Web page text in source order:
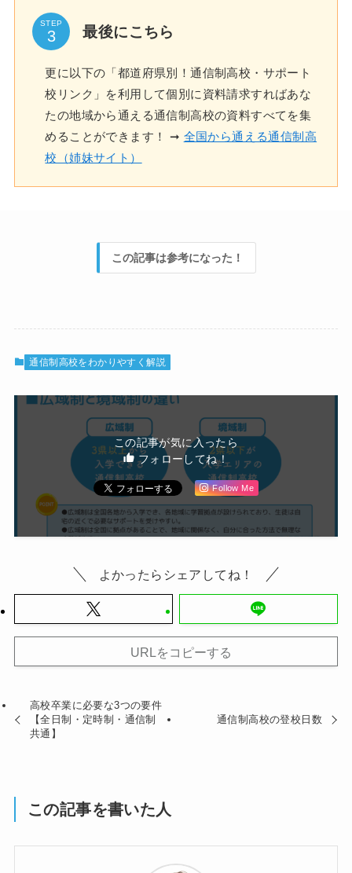
STEP
最後にこちら
更に以下の「都道府県別！通信制高校・サポート
校リンク」を利用して個別に資料請求すればあな
たの地域から通える通信制高校の資料すべてを集
めることができます！ ➞ 全国から通える通信制高
校（姉妹サイト）
この記事は参考になった！
通信制高校をわかりやすく解説
この記事が気に入ったら
フォローしてね！
Follow Me
よかったらシェアしてね！
URLをコピーする
高校卒業に必要な3つの要件
【全日制・定時制・通信制
共通】
通信制高校の登校日数
この記事を書いた人